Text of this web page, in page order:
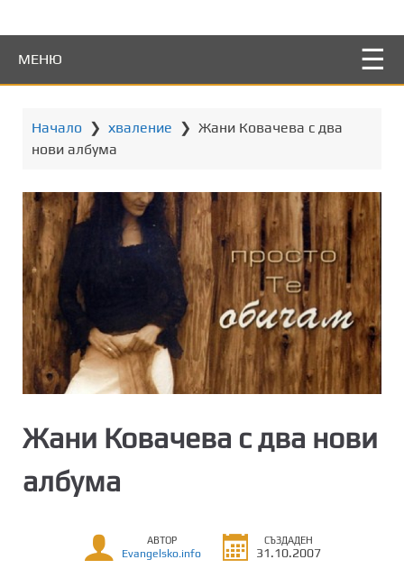
е
МЕНЮ
Начало ❯ хваление ❯ Жани Ковачева с два
нови албума
Жани Ковачева с два нови
албума
АВТОР
Evangelsko.info
СЪЗДАДЕН
31.10.2007